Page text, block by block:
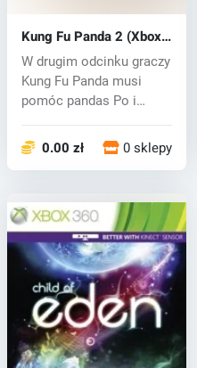
Kung Fu Panda 2 (Xbox
360) key
W drugim odcinku graczy
Kung Fu Panda musi
pomóc pandas Po i
0.00 zł 0 sklepy